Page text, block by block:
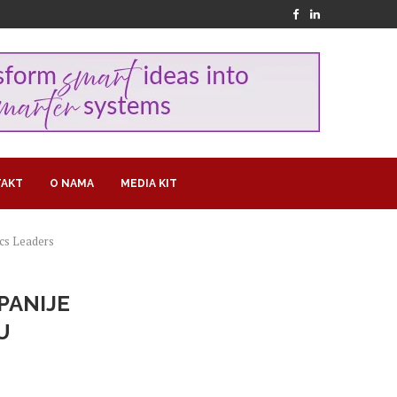
O NAMA MEDIA KIT
Leaders